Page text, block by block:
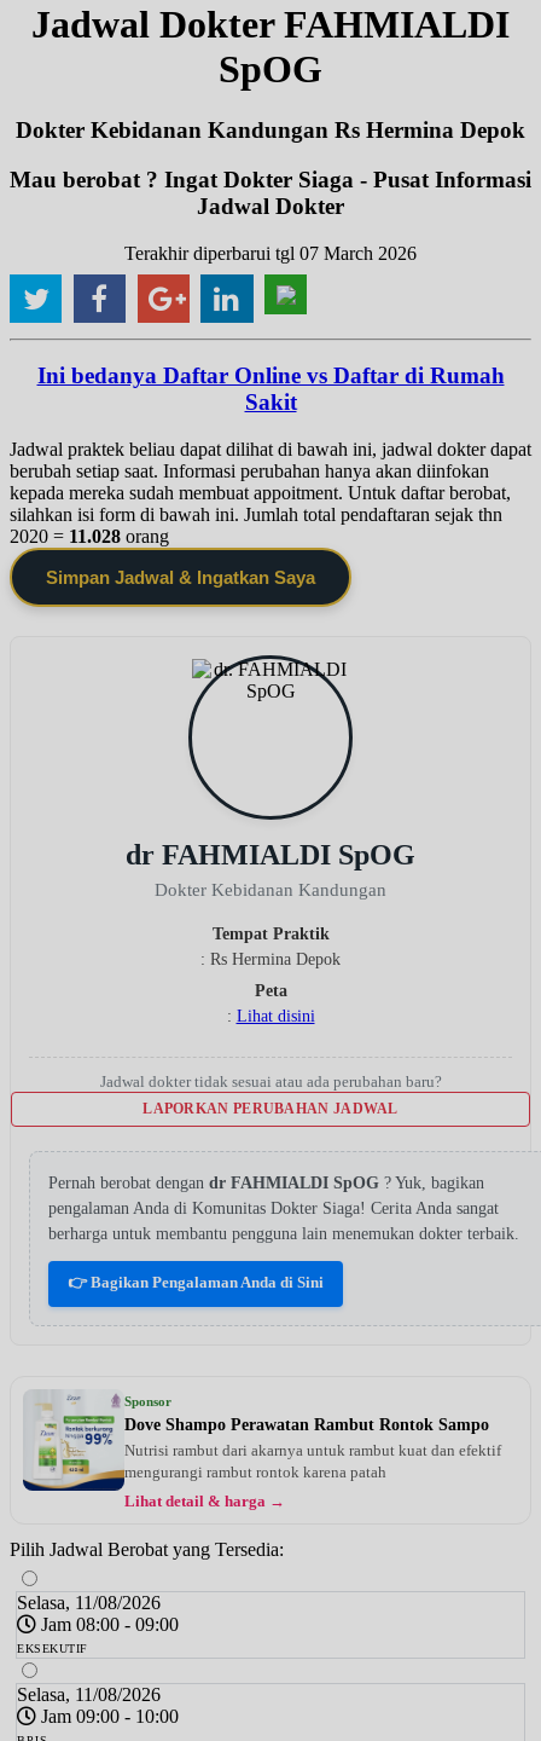
Jadwal Dokter FAHMIALDI
SpOG
Dokter Kebidanan Kandungan Rs Hermina Depok
Mau berobat ? Ingat Dokter Siaga - Pusat Informasi
Jadwal Dokter
Terakhir diperbarui tgl 07 March 2026
Ini bedanya Daftar Online vs Daftar di Rumah
Sakit
Jadwal praktek beliau dapat dilihat di bawah ini, jadwal dokter dapat
berubah setiap saat. Informasi perubahan hanya akan diinfokan
kepada mereka sudah membuat appoitment. Untuk daftar berobat,
silahkan isi form di bawah ini. Jumlah total pendaftaran sejak thn
2020 = 11.028 orang
Simpan Jadwal & Ingatkan Saya
dr FAHMIALDI SpOG
Dokter Kebidanan Kandungan
Tempat Praktik
: Rs Hermina Depok
Peta
: Lihat disini
Jadwal dokter tidak sesuai atau ada perubahan baru?
LAPORKAN PERUBAHAN JADWAL
Pernah berobat dengan dr FAHMIALDI SpOG ? Yuk, bagikan
pengalaman Anda di Komunitas Dokter Siaga! Cerita Anda sangat
berharga untuk membantu pengguna lain menemukan dokter terbaik.
👉 Bagikan Pengalaman Anda di Sini
Sponsor
Dove Shampo Perawatan Rambut Rontok Sampo
Nutrisi rambut dari akarnya untuk rambut kuat dan efektif
mengurangi rambut rontok karena patah
Lihat detail & harga →
Pilih Jadwal Berobat yang Tersedia:
Selasa, 11/08/2026
Jam 08:00 - 09:00
EKSEKUTIF
Selasa, 11/08/2026
Jam 09:00 - 10:00